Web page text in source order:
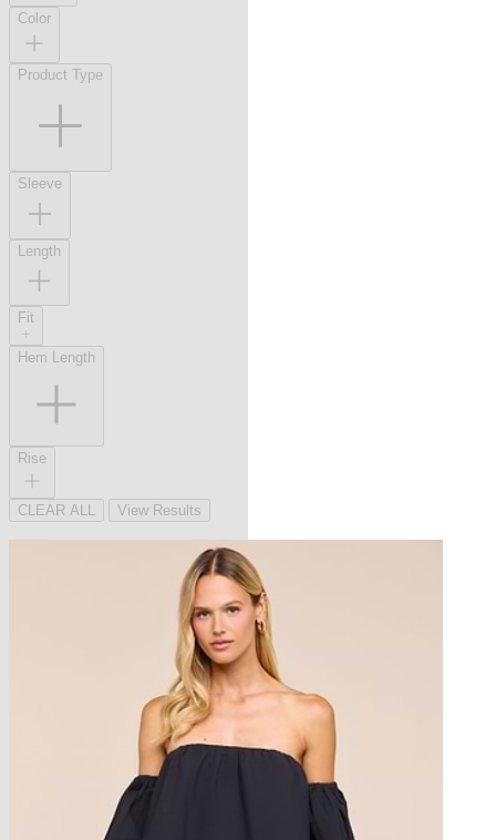
Color
Product Type
Sleeve
Length
Fit
Hem Length
Rise
CLEAR ALL View Results